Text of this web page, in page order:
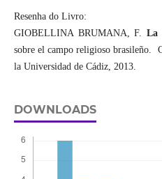
Resenha do Livro:
GIOBELLINA BRUMANA, F. La
sobre el campo religioso brasileño.
la Universidad de Cádiz, 2013.
DOWNLOADS